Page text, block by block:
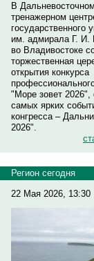
В
тренажерном
государственного
им. адмирала Г. И.
во Владивостоке
торжественная
открытия конкурса
"Море зовет 2026",
самых ярких
конгресса –
2026".
Регион сегодня
22 Мая 2026, 13:30